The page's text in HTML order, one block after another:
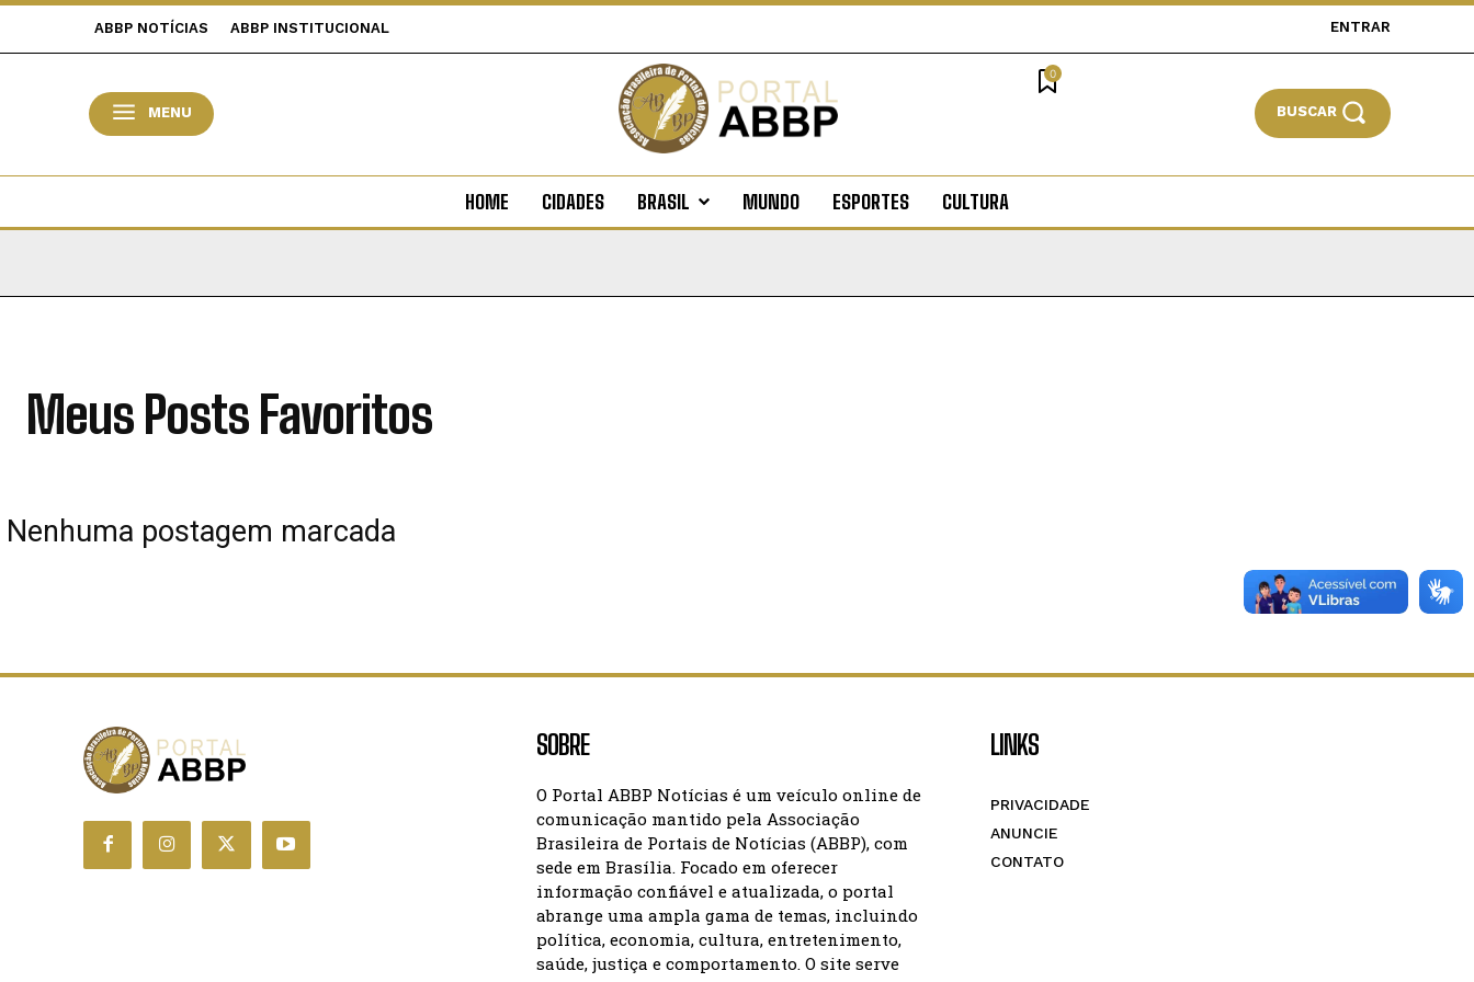
ABBP NOTÍCIAS ABBP INSTITUCIONAL ENTRAR
MENU
0
BUSCAR
HOME CIDADES BRASIL MUNDO ESPORTES CULTURA
Meus Posts Favoritos
Nenhuma postagem marcada
SOBRE
O Portal ABBP Notícias é um veículo online de
comunicação mantido pela Associação
Brasileira de Portais de Notícias (ABBP), com
sede em Brasília. Focado em oferecer
informação confiável e atualizada, o portal
abrange uma ampla gama de temas, incluindo
política, economia, cultura, entretenimento,
saúde, justiça e comportamento. O site serve
LINKS
PRIVACIDADE
ANUNCIE
CONTATO